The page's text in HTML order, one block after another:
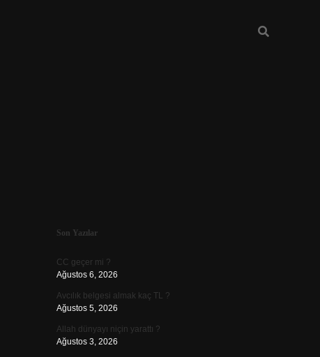
Sidebar
Son Yazılar
CC geçer mi ?
Ağustos 6, 2026
Avcılık belgesi almak kaç TL ?
Ağustos 5, 2026
Allah dünyayı niçin yarattı ?
Ağustos 3, 2026